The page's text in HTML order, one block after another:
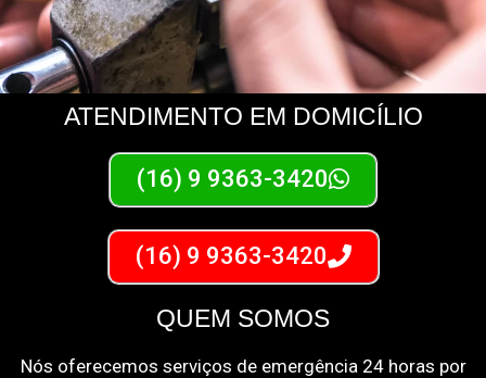
ATENDIMENTO EM DOMICÍLIO
(16) 9 9363-3420
(16) 9 9363-3420
QUEM SOMOS
Nós oferecemos serviços de emergência 24 horas por